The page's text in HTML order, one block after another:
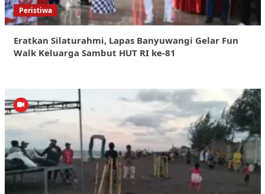
Peristiwa
Eratkan Silaturahmi, Lapas Banyuwangi Gelar Fun
Walk Keluarga Sambut HUT RI ke-81